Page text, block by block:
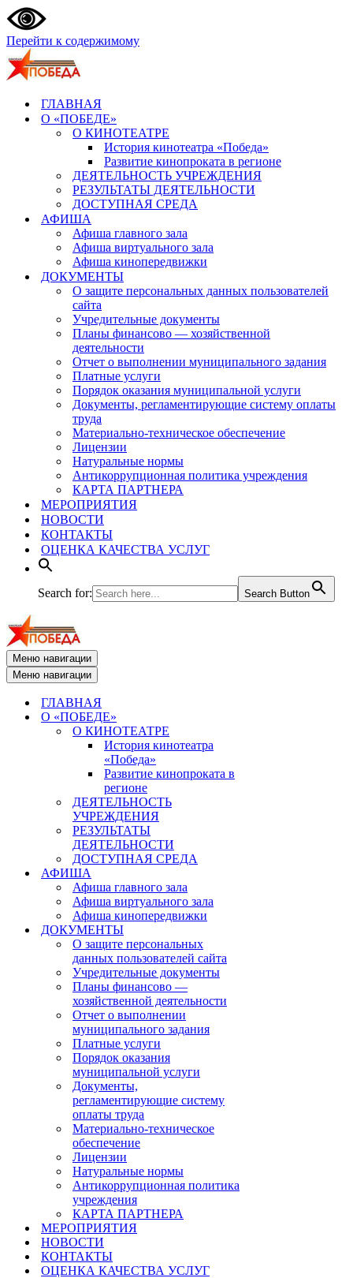
Перейти к содержимому
ГЛАВНАЯ
О «ПОБЕДЕ»
О КИНОТЕАТРЕ
История кинотеатра «Победа»
Развитие кинопроката в регионе
ДЕЯТЕЛЬНОСТЬ УЧРЕЖДЕНИЯ
РЕЗУЛЬТАТЫ ДЕЯТЕЛЬНОСТИ
ДОСТУПНАЯ СРЕДА
АФИША
Афиша главного зала
Афиша виртуального зала
Афиша кинопередвижки
ДОКУМЕНТЫ
О защите персональных данных пользователей
сайта
Учредительные документы
Планы финансово — хозяйственной
деятельности
Отчет о выполнении муниципального задания
Платные услуги
Порядок оказания муниципальной услуги
Документы, регламентирующие систему оплаты
труда
Материально-техническое обеспечение
Лицензии
Натуральные нормы
Антикоррупционная политика учреждения
КАРТА ПАРТНЕРА
МЕРОПРИЯТИЯ
НОВОСТИ
КОНТАКТЫ
ОЦЕНКА КАЧЕСТВА УСЛУГ
Search for: Search Button
Меню навигации
Меню навигации
ГЛАВНАЯ
О «ПОБЕДЕ»
О КИНОТЕАТРЕ
История кинотеатра
«Победа»
Развитие кинопроката в
регионе
ДЕЯТЕЛЬНОСТЬ
УЧРЕЖДЕНИЯ
РЕЗУЛЬТАТЫ
ДЕЯТЕЛЬНОСТИ
ДОСТУПНАЯ СРЕДА
АФИША
Афиша главного зала
Афиша виртуального зала
Афиша кинопередвижки
ДОКУМЕНТЫ
О защите персональных
данных пользователей сайта
Учредительные документы
Планы финансово —
хозяйственной деятельности
Отчет о выполнении
муниципального задания
Платные услуги
Порядок оказания
муниципальной услуги
Документы,
регламентирующие систему
оплаты труда
Материально-техническое
обеспечение
Лицензии
Натуральные нормы
Антикоррупционная политика
учреждения
КАРТА ПАРТНЕРА
МЕРОПРИЯТИЯ
НОВОСТИ
КОНТАКТЫ
ОЦЕНКА КАЧЕСТВА УСЛУГ